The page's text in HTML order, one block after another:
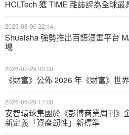
HCLTech 獲 TIME 雜誌評為全球
2026-08-06 22:14
Shueisha 強勢推出百語漫畫平台
場
2026-07-29 00:00
《財富》公佈 2026 年《財富》世
2026-06-29 17:08
安智環球集團於《彭博商業周刊》
新定義「資產韌性」新標準